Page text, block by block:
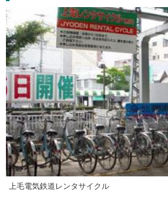
上毛電気鉄道レンタサイクル